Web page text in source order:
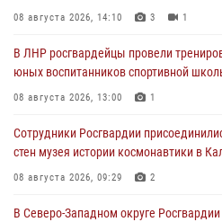
08 августа 2026, 14:10 3 1
В ЛНР росгвардейцы провели
юных воспитанников спортивной
08 августа 2026, 13:00 1
Сотрудники Росгвардии
стен музея истории космонавтики в
08 августа 2026, 09:29 2
В Северо-Западном округе